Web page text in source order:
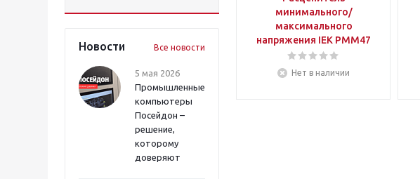
Новости Все новости
5 мая 2026
Промышленные
компьютеры
Посейдон –
решение,
которому
доверяют
минимального/
максимального
напряжения IEK РММ47
Нет в наличии